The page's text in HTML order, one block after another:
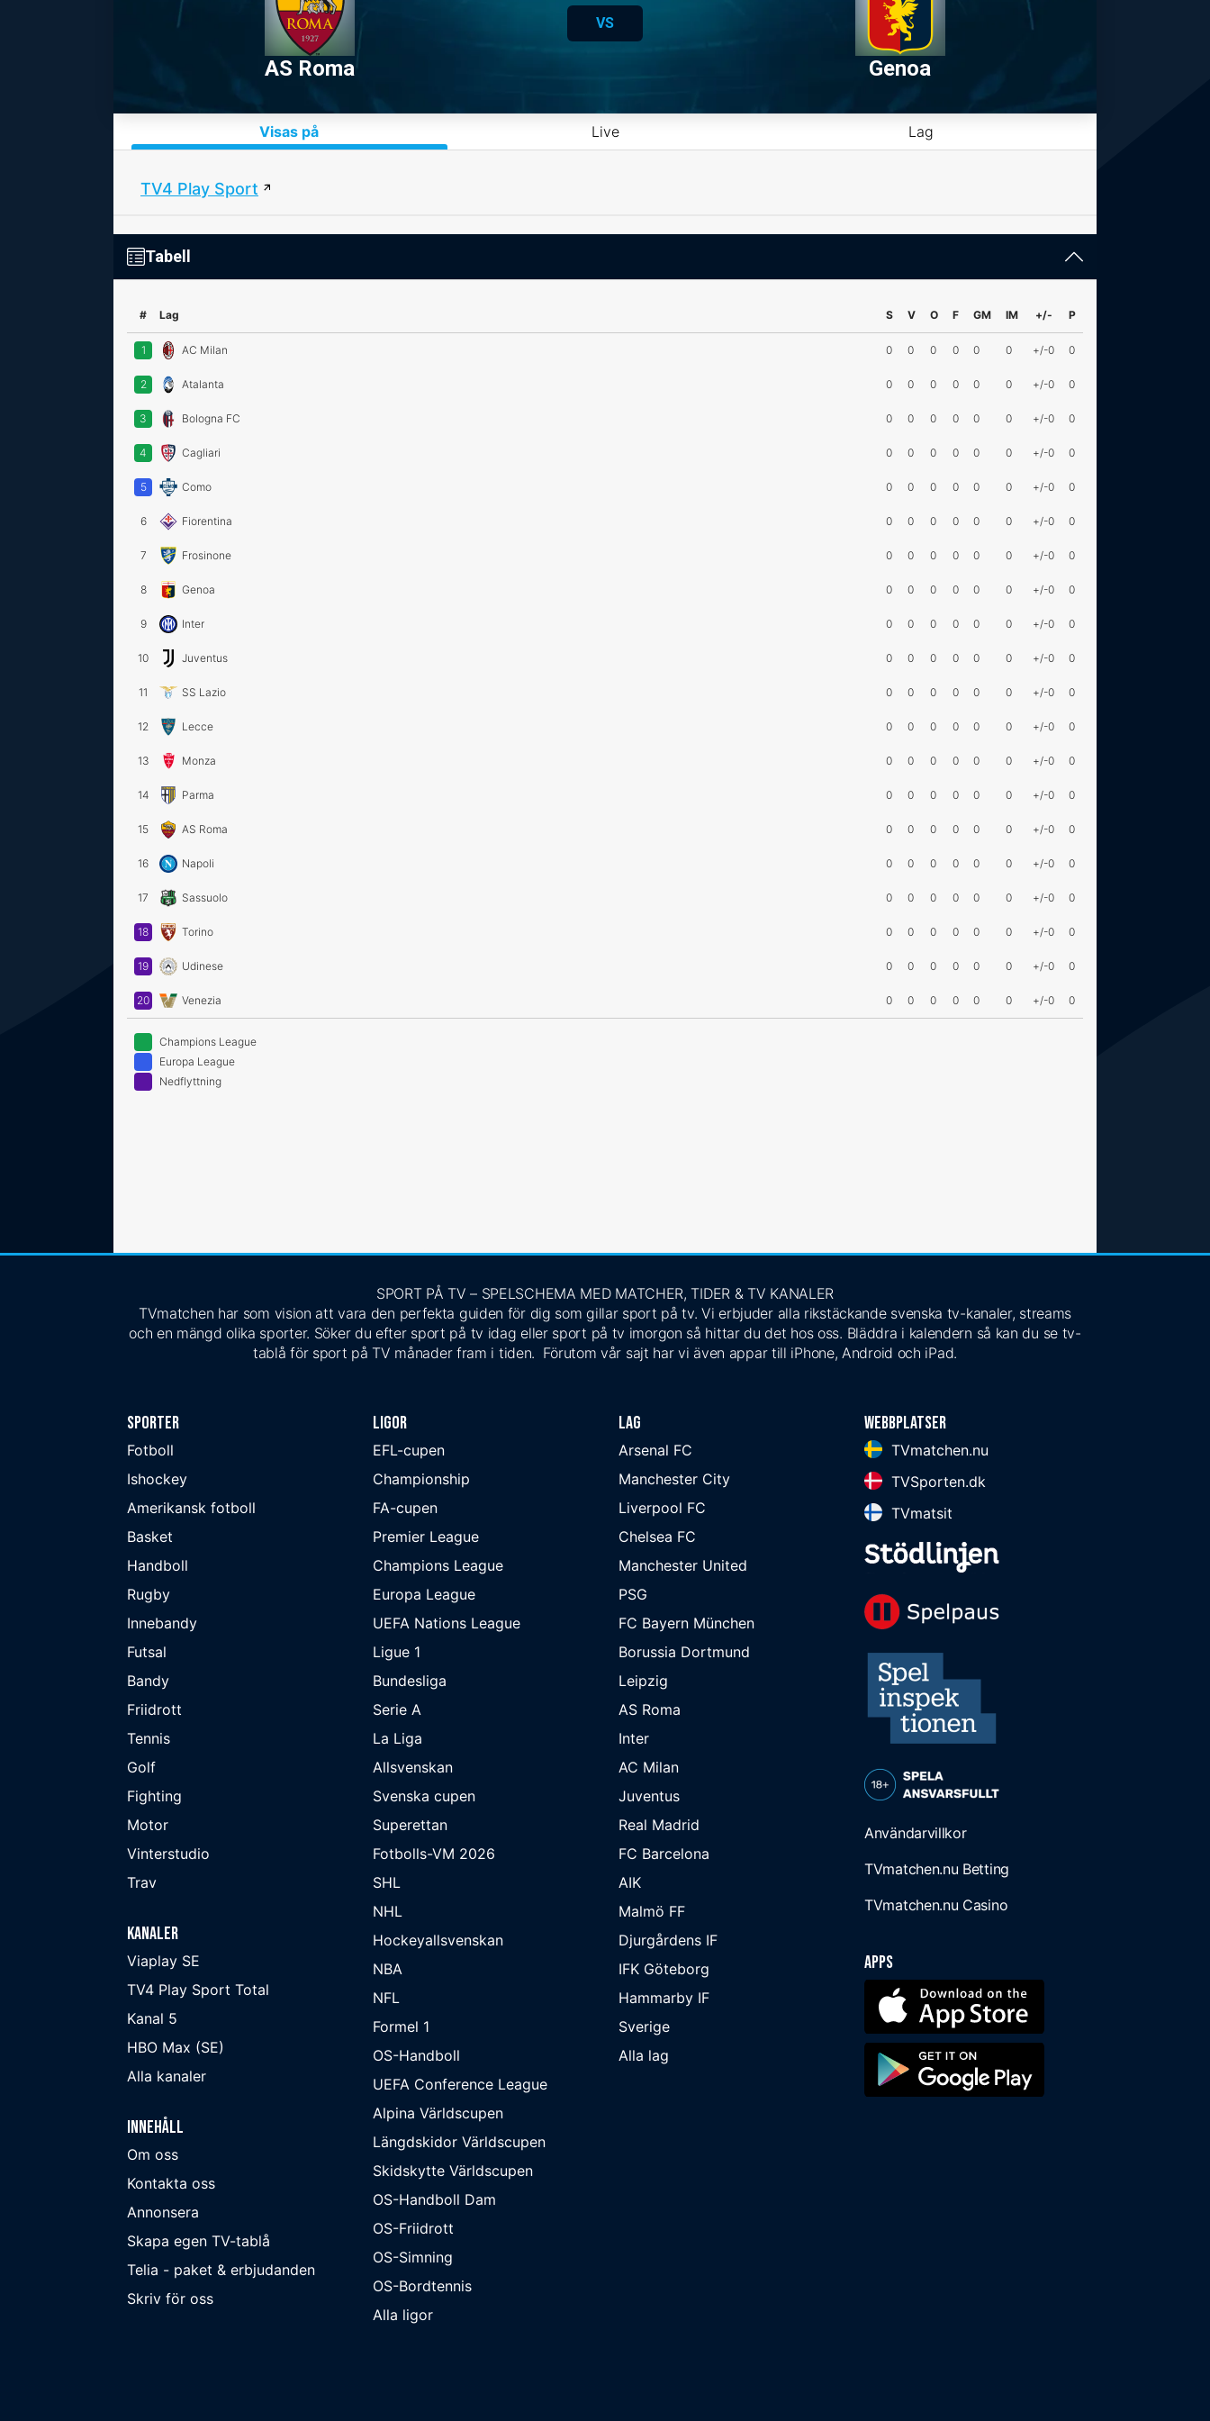
AS Roma
VS
Genoa
Visas på Live Lag
TV4 Play Sport
Tabell
# Lag S V O F GM IM +/- P
1 AC Milan 0 0 0 0 0 0 +/-0 0
2 Atalanta 0 0 0 0 0 0 +/-0 0
3 Bologna FC 0 0 0 0 0 0 +/-0 0
4 Cagliari 0 0 0 0 0 0 +/-0 0
5 Como 0 0 0 0 0 0 +/-0 0
6 Fiorentina 0 0 0 0 0 0 +/-0 0
7 Frosinone 0 0 0 0 0 0 +/-0 0
8 Genoa 0 0 0 0 0 0 +/-0 0
9 Inter 0 0 0 0 0 0 +/-0 0
10 Juventus 0 0 0 0 0 0 +/-0 0
11 SS Lazio 0 0 0 0 0 0 +/-0 0
12 Lecce 0 0 0 0 0 0 +/-0 0
13 Monza 0 0 0 0 0 0 +/-0 0
14 Parma 0 0 0 0 0 0 +/-0 0
15 AS Roma 0 0 0 0 0 0 +/-0 0
16 Napoli 0 0 0 0 0 0 +/-0 0
17 Sassuolo 0 0 0 0 0 0 +/-0 0
18 Torino 0 0 0 0 0 0 +/-0 0
19 Udinese 0 0 0 0 0 0 +/-0 0
20 Venezia 0 0 0 0 0 0 +/-0 0
Champions League
Europa League
Nedflyttning
SPORT PÅ TV – SPELSCHEMA MED MATCHER, TIDER & TV KANALER
TVmatchen har som vision att vara den perfekta guiden för dig som gillar sport på tv. Vi erbjuder alla rikstäckande svenska tv-kanaler, streams
och en mängd olika sporter. Söker du efter sport på tv idag eller sport på tv imorgon så hittar du det hos oss. Bläddra i kalendern så kan du se tv-
tablå för sport på TV månader fram i tiden. Förutom vår sajt har vi även appar till iPhone, Android och iPad.
Sporter
Fotboll
Ishockey
Amerikansk fotboll
Basket
Handboll
Rugby
Innebandy
Futsal
Bandy
Friidrott
Tennis
Golf
Fighting
Motor
Vinterstudio
Trav
Kanaler
Viaplay SE
TV4 Play Sport Total
Kanal 5
HBO Max (SE)
Alla kanaler
Innehåll
Om oss
Kontakta oss
Annonsera
Skapa egen TV-tablå
Telia - paket & erbjudanden
Skriv för oss
Ligor
EFL-cupen
Championship
FA-cupen
Premier League
Champions League
Europa League
UEFA Nations League
Ligue 1
Bundesliga
Serie A
La Liga
Allsvenskan
Svenska cupen
Superettan
Fotbolls-VM 2026
SHL
NHL
Hockeyallsvenskan
NBA
NFL
Formel 1
OS-Handboll
UEFA Conference League
Alpina Världscupen
Längdskidor Världscupen
Skidskytte Världscupen
OS-Handboll Dam
OS-Friidrott
OS-Simning
OS-Bordtennis
Alla ligor
Lag
Arsenal FC
Manchester City
Liverpool FC
Chelsea FC
Manchester United
PSG
FC Bayern München
Borussia Dortmund
Leipzig
AS Roma
Inter
AC Milan
Juventus
Real Madrid
FC Barcelona
AIK
Malmö FF
Djurgårdens IF
IFK Göteborg
Hammarby IF
Sverige
Alla lag
Webbplatser
TVmatchen.nu
TVSporten.dk
TVmatsit
Användarvillkor
TVmatchen.nu Betting
TVmatchen.nu Casino
Apps